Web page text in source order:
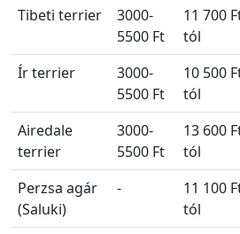
Tibeti terrier
3000-
5500 Ft
11 700
tól
Ír terrier
3000-
5500 Ft
10 500
tól
Airedale
terrier
3000-
5500 Ft
13 600
tól
Perzsa agár
(Saluki)
-
11 100
tól